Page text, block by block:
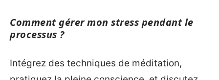
Comment gérer mon stress pendant le
processus ?
Intégrez des techniques de méditation,